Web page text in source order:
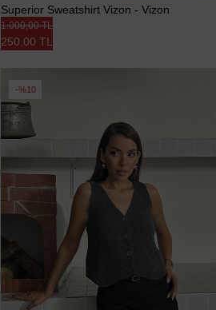
Superior Sweatshirt Vizon - Vizon
250,00 TL
1.000,00 TL
%10